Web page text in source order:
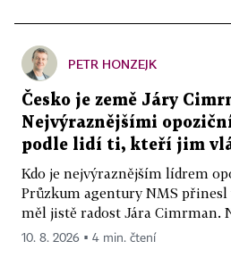
PETR HONZEJK
Česko je země Járy
Nejvýraznějšími
podle lidí ti, kteří jim
Kdo je nejvýraznějším lídrem
Průzkum agentury NMS přinesl
měl jistě radost Jára Cimrman.
10. 8. 2026 ▪ 4 min. čtení